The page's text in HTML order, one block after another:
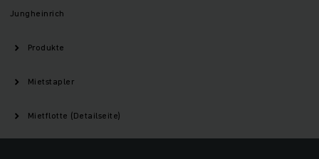
Jungheinrich
Produkte
Mietstapler
Mietflotte (Detailseite)